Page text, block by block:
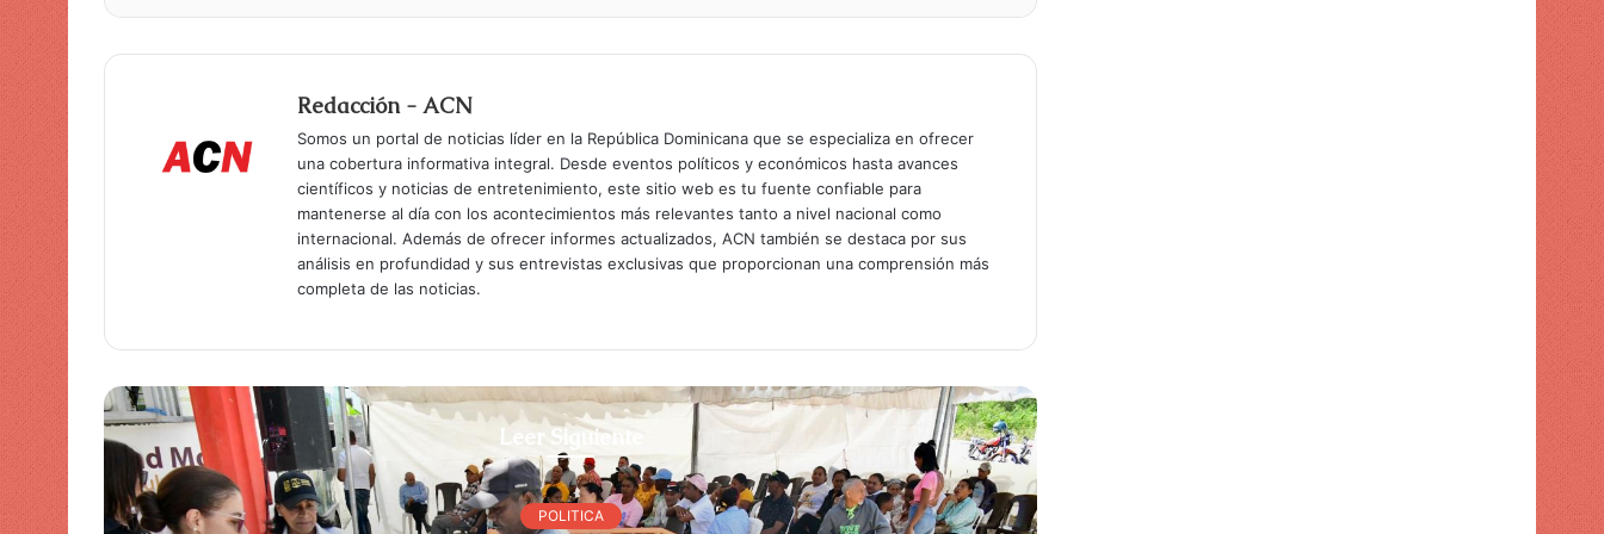
Redacción - ACN
Somos un portal de noticias líder en la República Dominicana que se especializa en ofrecer
una cobertura informativa integral. Desde eventos políticos y económicos hasta avances
científicos y noticias de entretenimiento, este sitio web es tu fuente confiable para
mantenerse al día con los acontecimientos más relevantes tanto a nivel nacional como
internacional. Además de ofrecer informes actualizados, ACN también se destaca por sus
análisis en profundidad y sus entrevistas exclusivas que proporcionan una comprensión más
completa de las noticias.
Leer Siguiente
POLITICA